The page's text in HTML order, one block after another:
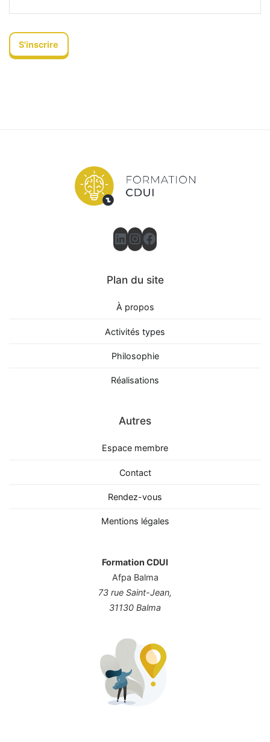
LinkedIn
Instagram
Facebook
Plan du site
À propos
Activités types
Philosophie
Réalisations
Autres
Espace membre
Contact
Rendez-vous
Mentions légales
Formation CDUI
Afpa Balma
73 rue Saint-Jean,
31130 Balma